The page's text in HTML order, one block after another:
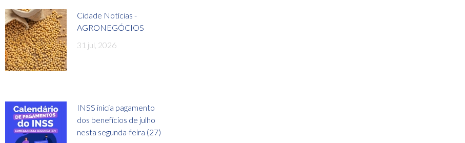
Cidade Notícias -
AGRONEGÓCIOS
31 jul, 2026
INSS inicia pagamento
dos benefícios de julho
nesta segunda-feira (27)